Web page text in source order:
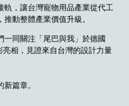
軌，讓台灣寵物用品產業從代工
動整體產業價值升級。
一同關注「尾巴與我」於德國
亮相，見證來自台灣的設計力量
篇章。